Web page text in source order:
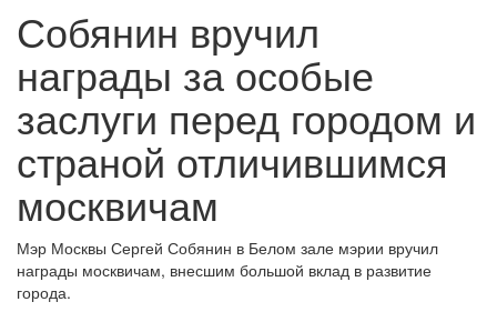
Собянин вручил
награды за особые
заслуги перед городом и
страной отличившимся
москвичам
Мэр Москвы Сергей Собянин в Белом зале мэрии вручил
награды москвичам, внесшим большой вклад в развитие
города.